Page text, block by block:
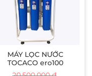
MÁY LỌC NƯỚC
TOCACO ero100